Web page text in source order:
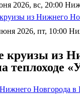
2026, вс, 20:00
из Нижнего
2026, пт, 10:00
круизы из
теплоходе
Новгорода